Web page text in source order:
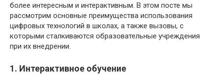
более интересным и интерактивным. В этом посте мы
рассмотрим основные преимущества использования
цифровых технологий в школах, а также вызовы, с
которыми сталкиваются образовательные учреждения
при их внедрении.
1. Интерактивное обучение